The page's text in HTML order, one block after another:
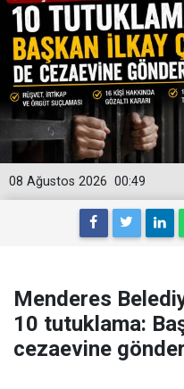
00:49
08 Ağustos 2026
Menderes
10 tutuklama:
cezaevine